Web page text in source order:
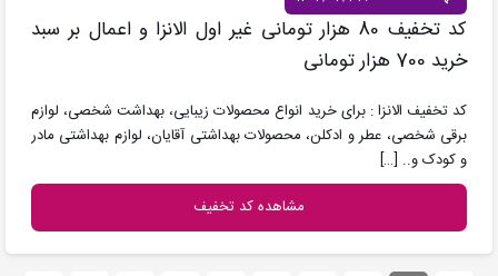
کد تخفیف 80 هزار تومانی غیر اول الانزا و اعمال بر سبد
خرید 700 هزار تومانی
کد تخفیف الانزا : برای خرید انواع محصولات زیبایی، بهداشت شخصی، لوازم
برقی شخصی، عطر و ادکلن، محصولات بهداشتی آقایان، لوازم بهداشتی مادر
و کودک و.. […]
مشاهده کد تخفیف